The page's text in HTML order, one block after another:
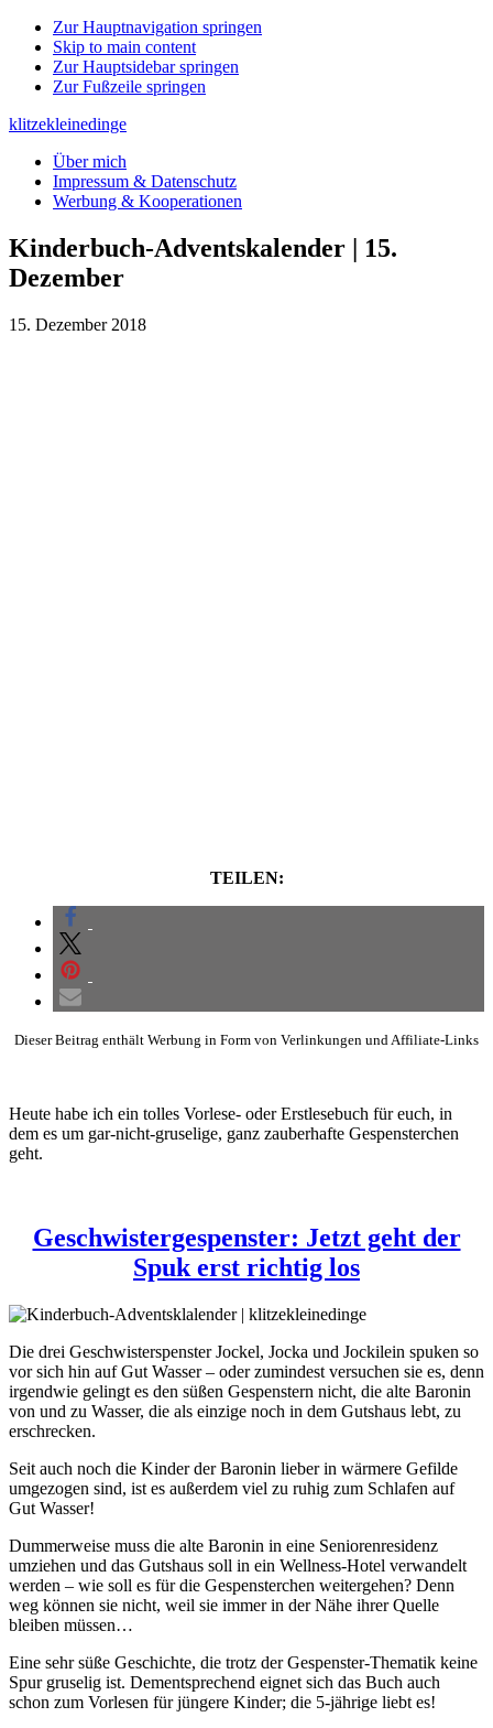
Zur Hauptnavigation springen
Skip to main content
Zur Hauptsidebar springen
Zur Fußzeile springen
klitzekleinedinge
Über mich
Impressum & Datenschutz
Werbung & Kooperationen
Kinderbuch-Adventskalender | 15.
Dezember
15. Dezember 2018
TEILEN:
Dieser Beitrag enthält Werbung in Form von Verlinkungen und Affiliate-Links
Heute habe ich ein tolles Vorlese- oder Erstlesebuch für euch, in
dem es um gar-nicht-gruselige, ganz zauberhafte Gespensterchen
geht.
Geschwistergespenster: Jetzt geht der
Spuk erst richtig los
Die drei Geschwisterspenster Jockel, Jocka und Jockilein spuken so
vor sich hin auf Gut Wasser – oder zumindest versuchen sie es, denn
irgendwie gelingt es den süßen Gespenstern nicht, die alte Baronin
von und zu Wasser, die als einzige noch in dem Gutshaus lebt, zu
erschrecken.
Seit auch noch die Kinder der Baronin lieber in wärmere Gefilde
umgezogen sind, ist es außerdem viel zu ruhig zum Schlafen auf
Gut Wasser!
Dummerweise muss die alte Baronin in eine Seniorenresidenz
umziehen und das Gutshaus soll in ein Wellness-Hotel verwandelt
werden – wie soll es für die Gespensterchen weitergehen? Denn
weg können sie nicht, weil sie immer in der Nähe ihrer Quelle
bleiben müssen…
Eine sehr süße Geschichte, die trotz der Gespenster-Thematik keine
Spur gruselig ist. Dementsprechend eignet sich das Buch auch
schon zum Vorlesen für jüngere Kinder; die 5-jährige liebt es!